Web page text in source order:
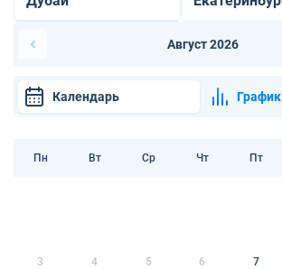
Август 2026
Календарь График
Пн Вт Ср Чт Пт
3 4 5 6 7